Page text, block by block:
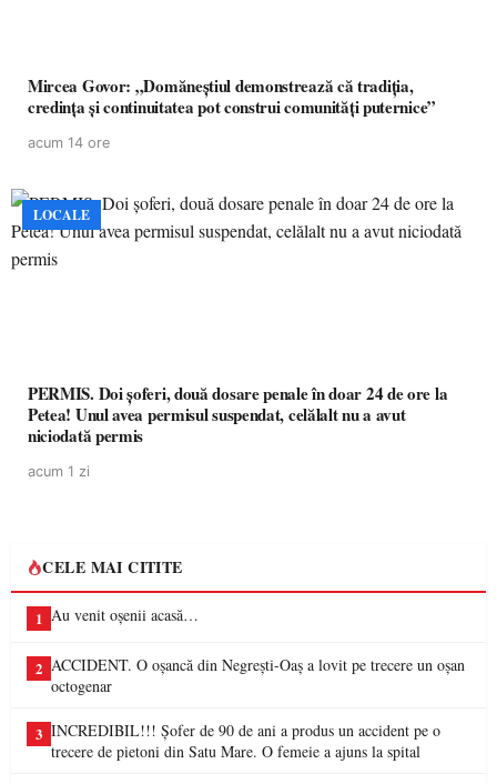
Mircea Govor: „Domăneștiul demonstrează că tradiția,
credința și continuitatea pot construi comunități puternice”
acum 14 ore
LOCALE
PERMIS. Doi șoferi, două dosare penale în doar 24 de ore la
Petea! Unul avea permisul suspendat, celălalt nu a avut
niciodată permis
acum 1 zi
CELE MAI CITITE
1 Au venit oșenii acasă…
2 ACCIDENT. O oșancă din Negrești-Oaș a lovit pe trecere un oșan
octogenar
3 INCREDIBIL!!! Șofer de 90 de ani a produs un accident pe o
trecere de pietoni din Satu Mare. O femeie a ajuns la spital